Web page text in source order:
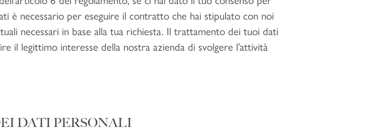
è necessario per eseguire il contratto che hai stipulato con noi
necessari in base alla tua richiesta. Il trattamento dei tuoi dati
il legittimo interesse della nostra azienda di svolgere l’attività
DATI PERSONALI